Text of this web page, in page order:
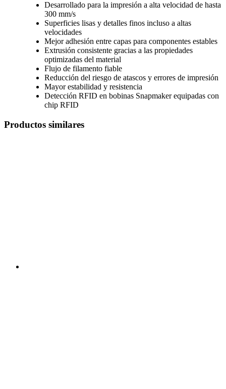
Desarrollado para la impresión a alta velocidad de hasta
300 mm/s
Superficies lisas y detalles finos incluso a altas
velocidades
Mejor adhesión entre capas para componentes estables
Extrusión consistente gracias a las propiedades
optimizadas del material
Flujo de filamento fiable
Reducción del riesgo de atascos y errores de impresión
Mayor estabilidad y resistencia
Detección RFID en bobinas Snapmaker equipadas con
chip RFID
Productos similares